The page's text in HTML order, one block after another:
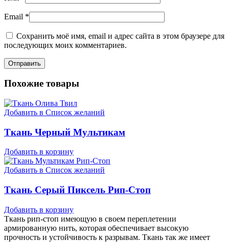
Email *
Сохранить моё имя, email и адрес сайта в этом браузере для
последующих моих комментариев.
Похожие товары
Добавить в Список желаний
Ткань Черный Мультикам
Добавить в корзину
Добавить в Список желаний
Ткань Серый Пиксель Рип-Стоп
Добавить в корзину
Ткань рип-стоп имеющую в своем переплетении
армированную нить, которая обеспечивает высокую
прочность и устойчивость к разрывам. Ткань так же имеет